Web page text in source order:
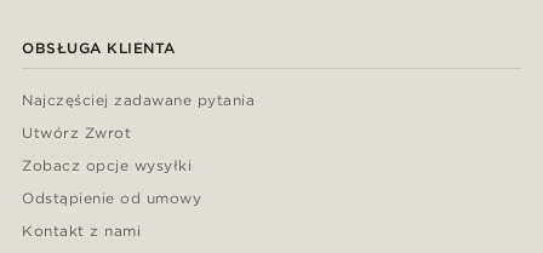
OBSŁUGA KLIENTA
Najczęściej zadawane pytania
Utwórz Zwrot
Zobacz opcje wysyłki
Odstąpienie od umowy
Kontakt z nami